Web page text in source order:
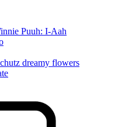
Puuh: I-Aah
dreamy flowers